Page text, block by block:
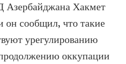
Азербайджана Хакмет
он сообщил, что такие
урегулированию
оккупации